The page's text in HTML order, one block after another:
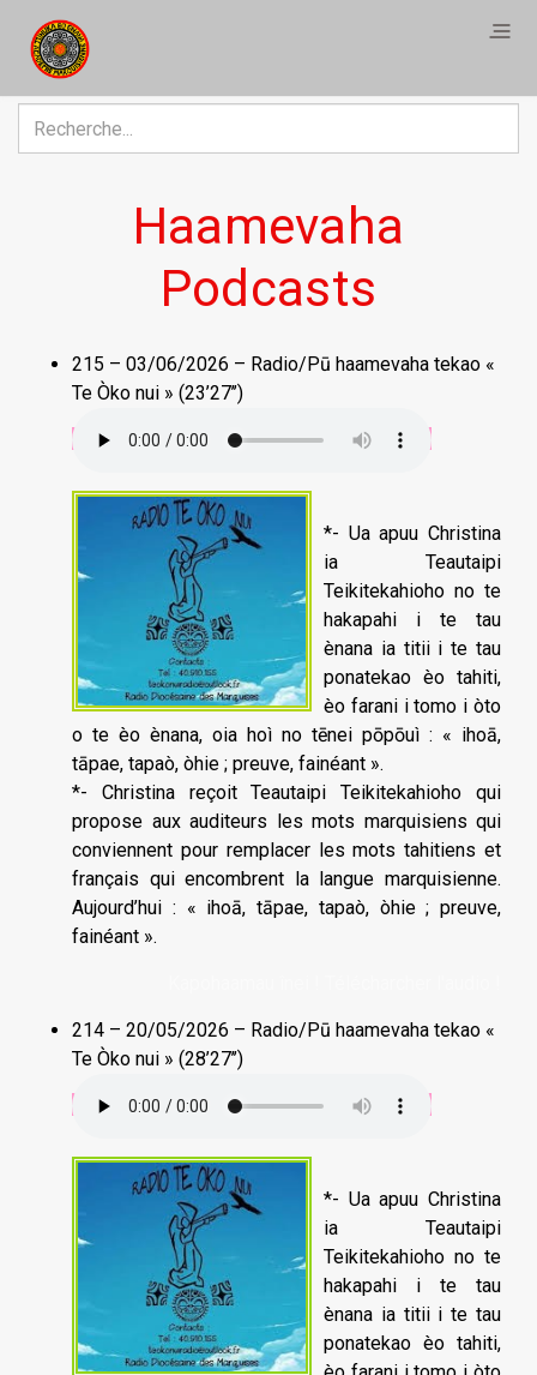
Haamevaha
Podcasts
215 – 03/06/2026 – Radio/Pū haamevaha tekao «
Te Òko nui » (23’27’’)
*- Ua apuu Christina
ia Teautaipi
Teikitekahioho no te
hakapahi i te tau
ènana ia titii i te tau
ponatekao èo tahiti,
èo farani i tomo i òto
o te èo ènana, oia hoì no tēnei pōpōuì : « ihoā,
tāpae, tapaò, òhie ; preuve, fainéant ».
*- Christina reçoit Teautaipi Teikitekahioho qui
propose aux auditeurs les mots marquisiens qui
conviennent pour remplacer les mots tahitiens et
français qui encombrent la langue marquisienne.
Aujourd’hui : « ihoā, tāpae, tapaò, òhie ; preuve,
fainéant ».
214 – 20/05/2026 – Radio/Pū haamevaha tekao «
Te Òko nui » (28’27’’)
*- Ua apuu Christina
ia Teautaipi
Teikitekahioho no te
hakapahi i te tau
ènana ia titii i te tau
ponatekao èo tahiti,